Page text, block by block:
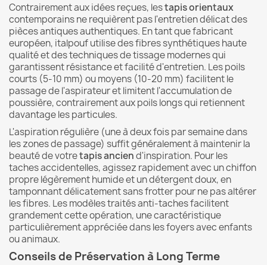
Contrairement aux idées reçues, lestapis orientaux
contemporains ne requièrent pas l'entretien délicat des
pièces antiques authentiques. En tant que fabricant
européen, italpouf utilise des fibres synthétiques haute
qualité et des techniques de tissage modernes qui
garantissent résistance et facilité d'entretien. Les poils
courts (5-10 mm) ou moyens (10-20 mm) facilitent le
passage de l'aspirateur et limitent l'accumulation de
poussière, contrairement aux poils longs qui retiennent
davantage les particules.
L'aspiration régulière (une à deux fois par semaine dans
les zones de passage) suffit généralement à maintenir la
beauté de votretapis anciend'inspiration. Pour les
taches accidentelles, agissez rapidement avec un chiffon
propre légèrement humide et un détergent doux, en
tamponnant délicatement sans frotter pour ne pas altérer
les fibres. Les modèles traités anti-taches facilitent
grandement cette opération, une caractéristique
particulièrement appréciée dans les foyers avec enfants
ou animaux.
Conseils de Préservation à Long Terme